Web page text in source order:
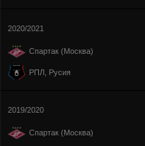
2020/2021
Спартак (Москва)
РПЛ, Русия
2019/2020
Спартак (Москва)